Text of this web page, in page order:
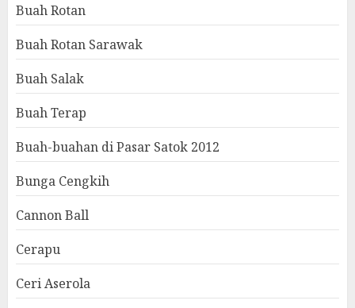
Buah Rotan
Buah Rotan Sarawak
Buah Salak
Buah Terap
Buah-buahan di Pasar Satok 2012
Bunga Cengkih
Cannon Ball
Cerapu
Ceri Aserola